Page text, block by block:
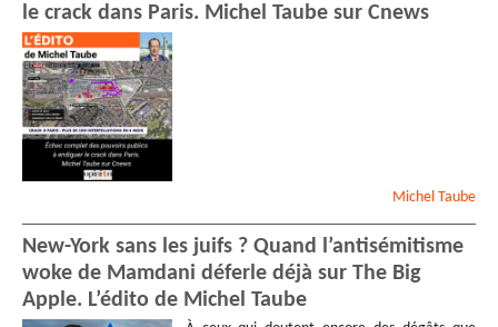
le crack dans Paris. Michel Taube sur Cnews
Michel Taube
New-York sans les juifs ? Quand l’antisémitisme
woke de Mamdani déferle déjà sur The Big
Apple. L’édito de Michel Taube